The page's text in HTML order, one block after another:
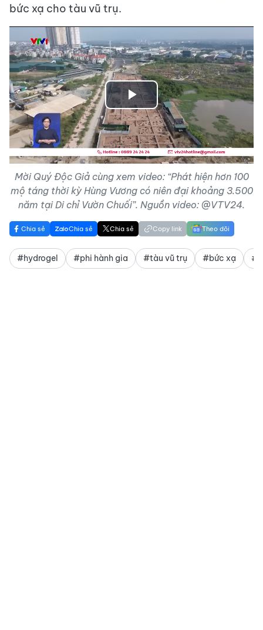
bức xạ cho tàu vũ trụ.
Play
Video
Mời Quý Độc Giả cùng xem video: “Phát hiện hơn 100
mộ táng thời kỳ Hùng Vương có niên đại khoảng 3.500
năm tại Di chỉ Vườn Chuối”. Nguồn video: @VTV24.
Chia sẻ Chia sẻ Chia sẻ Copy link Theo dõi
#hydrogel #phi hành gia #tàu vũ trụ #bức xạ